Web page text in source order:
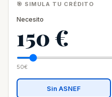
🎯 SIMULA TU CRÉDITO
Necesito
150 €
50€
Sin ASNEF